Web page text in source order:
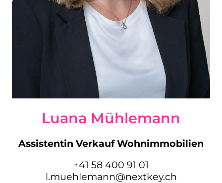
Luana Mühlemann
Assistentin Verkauf Wohnimmobilien
+41 58 400 91 01
l.muehlemann@nextkey.ch